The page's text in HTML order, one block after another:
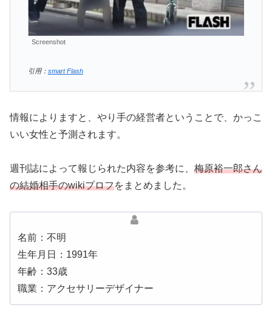
Screenshot
引用： smart Flash
情報によりますと、やり手の経営者ということで、かっこ
いい女性と予測されます。
週刊誌によって報じられた内容を参考に、 梅原裕一郎さん
の結婚相手のwikiプロフをまとめました。
名前：不明
生年月日：1991年
年齢：33歳
職業：アクセサリーデザイナー